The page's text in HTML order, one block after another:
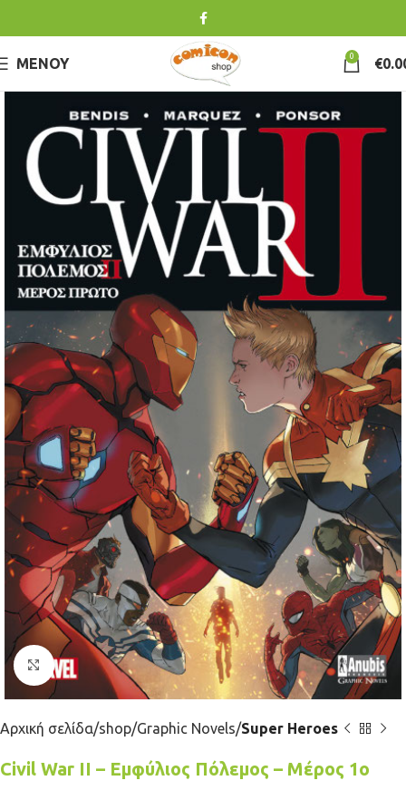
ΜΕΝΟΎ 0 €
Κλικ για μεγέθυνση
Αρχική σελίδα shop Graphic Novels Super Heroes
Civil War II – Εμφύλιος Πόλεμος – Μέρος 1ο